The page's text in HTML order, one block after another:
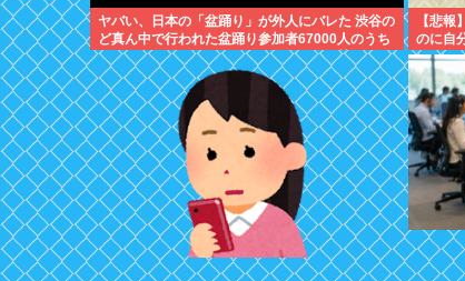
ヤバい、日本の「盆踊り」が外人にバレた 渋谷の
ど真ん中で行われた盆踊り参加者67000人のうち
20000人が外人、ダンシングヒーローに熱狂
【悲
のに自